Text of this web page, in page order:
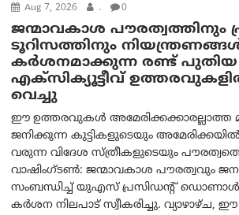
Aug 7, 2026 . 0
ജന്മാവകാശ പൗരത്വത്തിനും
ടൂറിസത്തിനും
കർശനമാക്കുന്ന രണ്ട് പുതിയ
എക്സിക്യൂട്ടീവ്
വെച്ചു
ഈ ഉത്തരവുകൾ അമേരിക്കക്കാരല്ലാത്ത
ജനിക്കുന്ന കുട്ടികളുടെയും
വരുന്ന വിദേശ സ്ത്രീകളുടെയും
വാഷിംഗ്ടണ്‍: ജന്മാവകാശ പൗരത്വവും
സംബന്ധിച്ച് യുഎസ് പ്രസിഡന്റ് ഡൊണാൾഡ്
കർശന നിലപാട് സ്വീകരിച്ചു. വ്യാഴാഴ്ച,